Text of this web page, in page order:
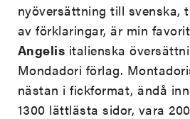
nyöversättning till svenska,
av förklaringar, är min
Angelis italienska
Mondadori förlag.
nästan i fickformat, ändå
1300 lättlästa sidor, vara